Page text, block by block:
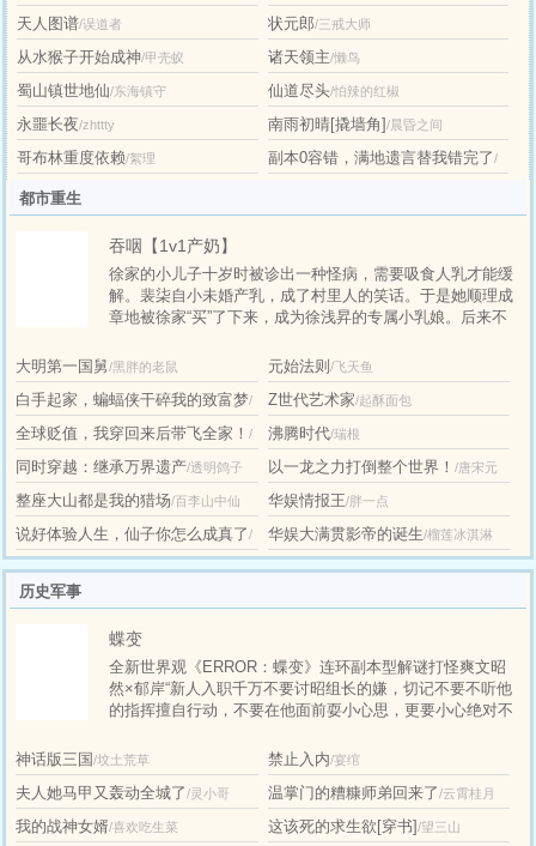
天人图谱/误道者 状元郎/三戒大师
从水猴子开始成神/甲壳蚁 诸天领主/懒鸟
蜀山镇世地仙/东海镇守 仙道尽头/怕辣的红椒
永噩长夜/zhttty 南雨初晴[撬墙角]/晨昏之间
哥布林重度依赖/絮理 副本0容错，满地遗言替我错完了/
都市重生
吞咽【1v1产奶】
徐家的小儿子十岁时被诊出一种怪病，需要吸食人乳才能缓
解。裴柒自小未婚产乳，成了村里人的笑话。于是她顺理成
章地被徐家“买”了下来，成为徐浅昇的专属小乳娘。后来不
大明第一国舅/黑胖的老鼠 元始法则 /飞天鱼
白手起家，蝙蝠侠干碎我的致富梦/
火星咖啡
Z世代艺术家/起酥面包
全球贬值，我穿回来后带飞全家！/
凛寒将至
沸腾时代/瑞根
同时穿越：继承万界遗产/透明鸽子 以一龙之力打倒整个世界！ /唐宋元
明氢
整座大山都是我的猎场/百李山中仙 华娱情报王/胖一点
说好体验人生，仙子你怎么成真了/
红烧油焖虾
华娱大满贯影帝的诞生/榴莲冰淇淋
历史军事
蝶变
全新世界观《ERROR：蝶变》连环副本型解谜打怪爽文昭
然×郁岸“新人入职千万不要讨昭组长的嫌，切记不要不听他
的指挥擅自行动，不要在他面前耍小心思，更要小心绝对不
组长的手就跑）——封设老师lof：雀设更新频率：隔日更
神话版三国/坟土荒草 禁止入内/宴绾
夫人她马甲又轰动全城了/灵小哥 温掌门的糟糠师弟回来了/云霄桂月
我的战神女婿/喜欢吃生菜 这该死的求生欲[穿书]/望三山